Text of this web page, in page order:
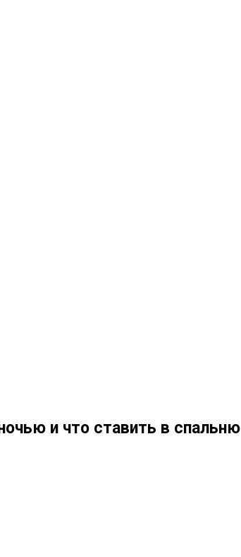
и что ставить в спальню